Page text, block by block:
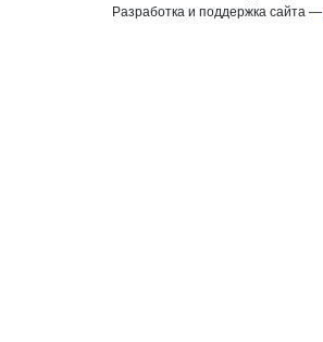
Разработка и поддержка сайта —